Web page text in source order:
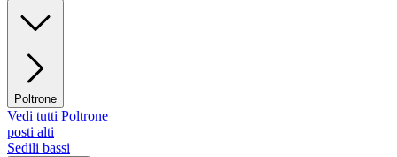
Poltrone
Vedi tutti Poltrone
posti alti
Sedili bassi